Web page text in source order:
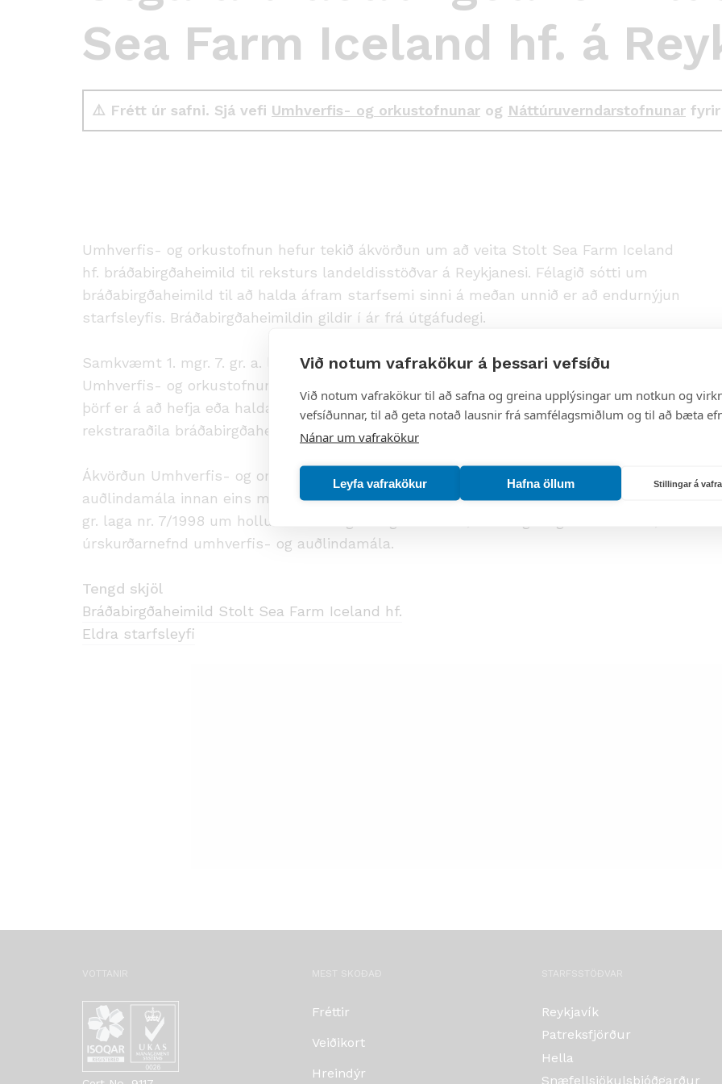
Við notum vafrakökur á þessari vefsíðu
Við notum vafrakökur til að safna og greina upplýsingar um notkun og
vefsíðunnar, til að geta notað lausnir frá samfélagsmiðlum og til að bæta
Nánar um vafrakökur
Leyfa vafrakökur Hafna öllum Stillingar á
Sea Farm Iceland hf. á
⚠️ Frétt úr safni. Sjá vefi Umhverfis- og orkustofnunar og Náttúruverndarstofnunar
Umhverfis- og orkustofnun hefur tekið ákvörðun um að veita Stolt Sea Farm Iceland
hf. bráðabirgðaheimild til reksturs landeldisstöðvar á Reykjanesi. Félagið sótti um
bráðabirgðaheimild til að halda áfram starfsemi sinni á meðan unnið er að endurnýjun
starfsleyfis. Bráðabirgðaheimildin gildir í ár frá útgáfudegi.
Samkvæmt 1. mgr. 7. gr. a. laga um hollustuhætti og mengunarvarnir nr. 7/1998 er
Umhverfis- og orkustofnun heimilt í sérstökum undantekningartilvikum, þegar brýn
þörf er á að hefja eða halda áfram starfsemi sem heyrir undir lögin, að veita
rekstraraðila bráðabirgðaheimild að hans beiðni fyrir starfseminni.
Ákvörðun Umhverfis- og orkustofnunar er kæranleg til úrskurðarnefndar umhverfis- og
auðlindamála innan eins mánaðar frá birtingu ákvörðunar stofnunarinnar skv. 1. mgr. 65.
gr. laga nr. 7/1998 um hollustuhætti og mengunarvarnir, sbr. 4. gr. laga nr. 130/2011, um
úrskurðarnefnd umhverfis- og auðlindamála.
Tengd skjöl
Bráðabirgðaheimild Stolt Sea Farm Iceland hf.
Eldra starfsleyfi
VOTTANIR MEST SKOÐAÐ
Fréttir
Veiðikort
Hreindýr
STARFSSTÖÐVAR
Reykjavík
Patreksfjörður
Hella
Snæfellsjökulsþjóðgarður